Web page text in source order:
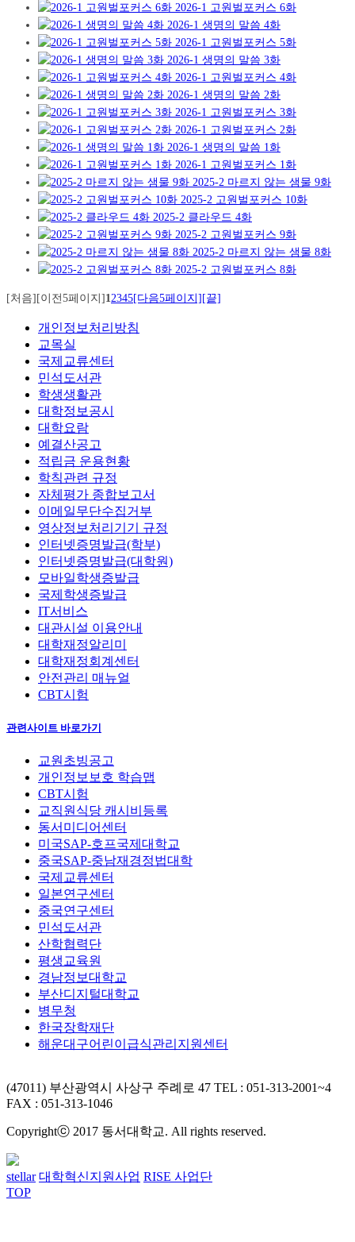
2026-1 고원벌포커스 6화
2026-1 생명의 말씀 4화
2026-1 고원벌포커스 5화
2026-1 생명의 말씀 3화
2026-1 고원벌포커스 4화
2026-1 생명의 말씀 2화
2026-1 고원벌포커스 3화
2026-1 고원벌포커스 2화
2026-1 생명의 말씀 1화
2026-1 고원벌포커스 1화
2025-2 마르지 않는 샘물 9화
2025-2 고원벌포커스 10화
2025-2 클라우드 4화
2025-2 고원벌포커스 9화
2025-2 마르지 않는 샘물 8화
2025-2 고원벌포커스 8화
[처음][이전5페이지]1 2345[다음5페이지][끝]
개인정보처리방침
교목실
국제교류센터
민석도서관
학생생활관
대학정보공시
대학요람
예결산공고
적립금 운용현황
학칙관련 규정
자체평가 종합보고서
이메일무단수집거부
영상정보처리기기 규정
인터넷증명발급(학부)
인터넷증명발급(대학원)
모바일학생증발급
국제학생증발급
IT서비스
대관시설 이용안내
대학재정알리미
대학재정회계센터
안전관리 매뉴얼
CBT시험
관련사이트 바로가기
교원초빙공고
개인정보보호 학습맵
CBT시험
교직원식당 캐시비등록
동서미디어센터
미국SAP-호프국제대학교
중국SAP-중남재경정법대학
국제교류센터
일본연구센터
중국연구센터
민석도서관
산학협력단
평생교육원
경남정보대학교
부산디지털대학교
병무청
한국장학재단
해운대구어린이급식관리지원센터
(47011) 부산광역시 사상구 주례로 47 TEL : 051-313-2001~4
FAX : 051-313-1046
Copyrightⓒ 2017 동서대학교. All rights reserved.
stellar 대학혁신지원사업 RISE 사업단
TOP